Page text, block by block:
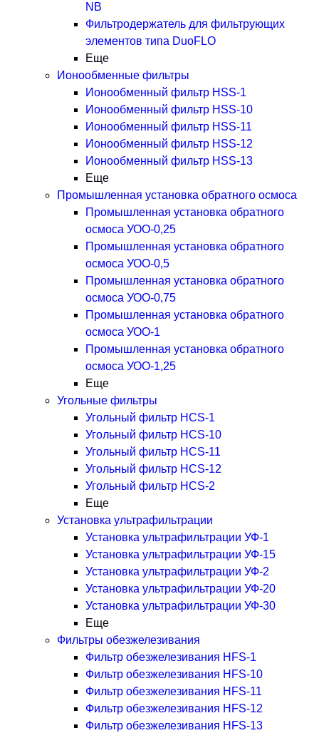
NB
Фильтродержатель для фильтрующих
элементов типа DuoFLO
Еще
Ионообменные фильтры
Ионообменный фильтр HSS-1
Ионообменный фильтр HSS-10
Ионообменный фильтр HSS-11
Ионообменный фильтр HSS-12
Ионообменный фильтр HSS-13
Еще
Промышленная установка обратного осмоса
Промышленная установка обратного
осмоса УОО-0,25
Промышленная установка обратного
осмоса УОО-0,5
Промышленная установка обратного
осмоса УОО-0,75
Промышленная установка обратного
осмоса УОО-1
Промышленная установка обратного
осмоса УОО-1,25
Еще
Угольные фильтры
Угольный фильтр HСS-1
Угольный фильтр HСS-10
Угольный фильтр HСS-11
Угольный фильтр HСS-12
Угольный фильтр HСS-2
Еще
Установка ультрафильтрации
Установка ультрафильтрации УФ-1
Установка ультрафильтрации УФ-15
Установка ультрафильтрации УФ-2
Установка ультрафильтрации УФ-20
Установка ультрафильтрации УФ-30
Еще
Фильтры обезжелезивания
Фильтр обезжелезивания HFS-1
Фильтр обезжелезивания HFS-10
Фильтр обезжелезивания HFS-11
Фильтр обезжелезивания HFS-12
Фильтр обезжелезивания HFS-13